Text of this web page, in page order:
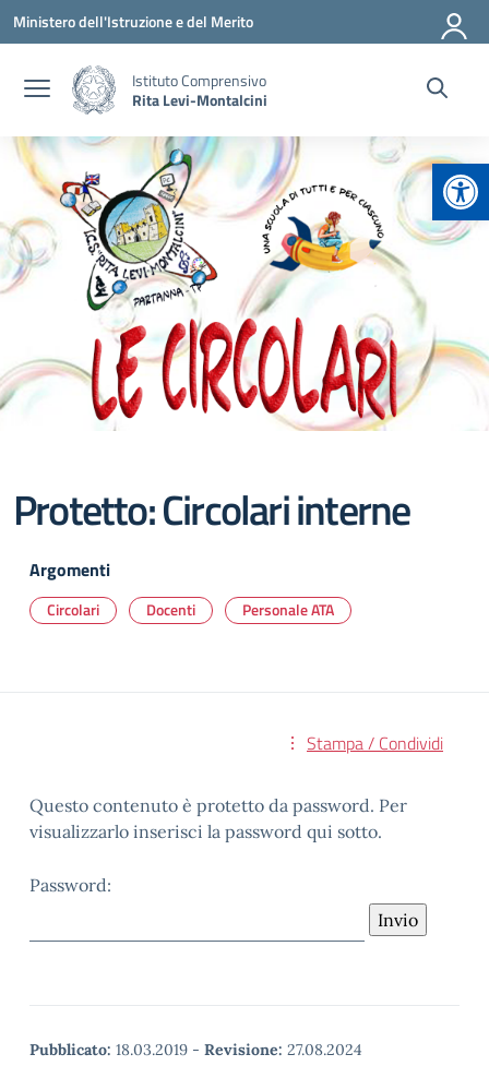
Vai ai contenuti
Vai al menu di navigazione
Vai al footer
Ministero dell'Istruzione e del Merito
Istituto Comprensivo
Rita Levi-Montalcini
Protetto: Circolari interne
Argomenti
Circolari Docenti Personale ATA
Stampa / Condividi
Questo contenuto è protetto da password. Per
visualizzarlo inserisci la password qui sotto.
Password:
Pubblicato: 18.03.2019 - Revisione: 27.08.2024